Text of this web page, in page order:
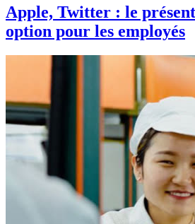
Apple, Twitter : le
option pour les employés